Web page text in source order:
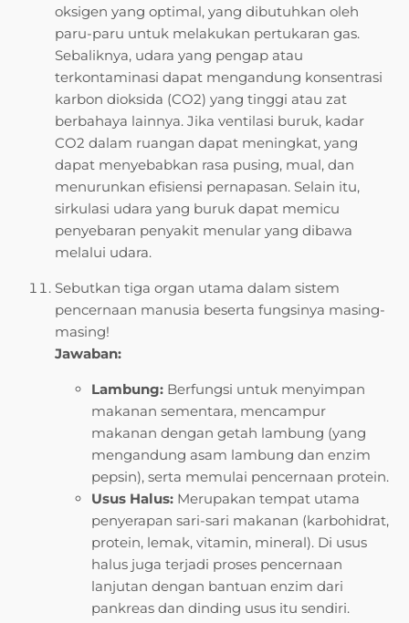
oksigen yang optimal, yang dibutuhkan oleh
paru-paru untuk melakukan pertukaran gas.
Sebaliknya, udara yang pengap atau
terkontaminasi dapat mengandung konsentrasi
karbon dioksida (CO2) yang tinggi atau zat
berbahaya lainnya. Jika ventilasi buruk, kadar
CO2 dalam ruangan dapat meningkat, yang
dapat menyebabkan rasa pusing, mual, dan
menurunkan efisiensi pernapasan. Selain itu,
sirkulasi udara yang buruk dapat memicu
penyebaran penyakit menular yang dibawa
melalui udara.
Sebutkan tiga organ utama dalam sistem
pencernaan manusia beserta fungsinya masing-
masing!
Jawaban:
Lambung: Berfungsi untuk menyimpan
makanan sementara, mencampur
makanan dengan getah lambung (yang
mengandung asam lambung dan enzim
pepsin), serta memulai pencernaan protein.
Usus Halus: Merupakan tempat utama
penyerapan sari-sari makanan (karbohidrat,
protein, lemak, vitamin, mineral). Di usus
halus juga terjadi proses pencernaan
lanjutan dengan bantuan enzim dari
pankreas dan dinding usus itu sendiri.